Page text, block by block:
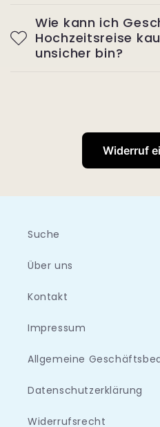
Wie kann ich
Hochzeitsreise
unsicher bin?
Widerruf
Suche
Über uns
Kontakt
Impressum
Allgemeine
Datenschutzerklärung
Widerrufsrecht